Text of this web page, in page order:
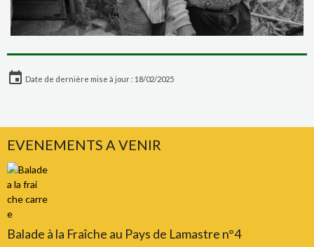
Date de dernière mise à jour : 18/02/2025
EVENEMENTS A VENIR
Balade à la Fraîche au Pays de Lamastre n°4